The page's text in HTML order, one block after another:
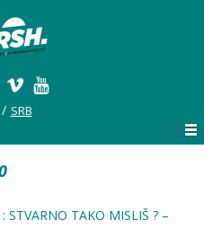
SRB
STVARNO TAKO MISLIŠ ? –